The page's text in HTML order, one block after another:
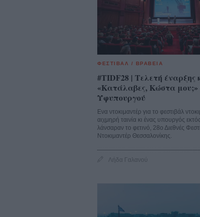
ΦΕΣΤΙΒΑΛ / ΒΡΑΒΕΙΑ
#TIDF28 | Τελετή έναρξης
«Κατάλαβες, Κώστα μου;»
Υφυπουργού
Ενα ντοκιμαντέρ για το φεστιβάλ
αιχμηρή ταινία κι ένας υπουργός
λάνσαραν το φετινό, 28ο Διεθνές
Ντοκιμαντέρ Θεσσαλονίκης.
Λήδα Γαλανού